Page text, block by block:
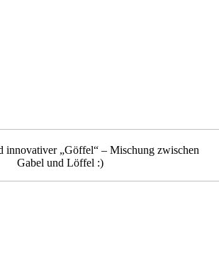
innovativer „Göffel“ – Mischung zwischen
Gabel und Löffel :)